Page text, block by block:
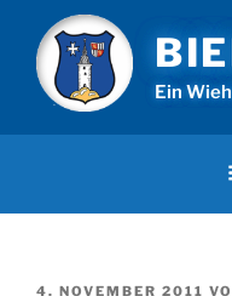
Inhalt
springen
Ein
VERÖFFENTLICHT
4. NOVEMBER 2011